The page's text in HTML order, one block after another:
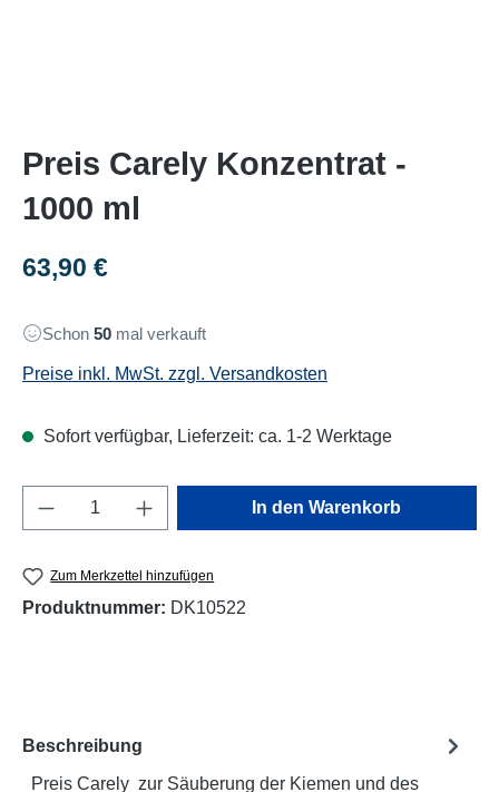
Preis Carely Konzentrat -
1000 ml
Regulärer Preis:
63,90 €
Schon 50 mal verkauft
Preise inkl. MwSt. zzgl. Versandkosten
Sofort verfügbar, Lieferzeit: ca. 1-2 Werktage
Produkt Anzahl: Gib den gewünschten
In den Warenkorb
Zum Merkzettel hinzufügen
Produktnummer: DK10522
Beschreibung
Preis Carely zur Säuberung der Kiemen und des